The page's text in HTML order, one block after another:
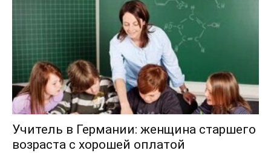
Учитель в Германии: женщина старшего
возраста с хорошей оплатой